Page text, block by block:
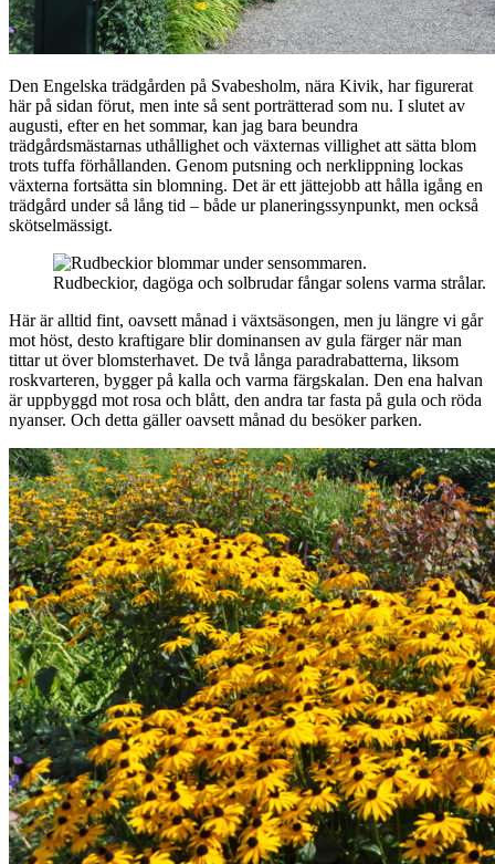
Den Engelska trädgården på Svabesholm, nära Kivik, har figurerat
här på sidan förut, men inte så sent porträtterad som nu. I slutet av
augusti, efter en het sommar, kan jag bara beundra
trädgårdsmästarnas uthållighet och växternas villighet att sätta blom
trots tuffa förhållanden. Genom putsning och nerklippning lockas
växterna fortsätta sin blomning. Det är ett jättejobb att hålla igång en
trädgård under så lång tid – både ur planeringssynpunkt, men också
skötselmässigt.
Rudbeckior, dagöga och solbrudar fångar solens varma strålar.
Här är alltid fint, oavsett månad i växtsäsongen, men ju längre vi går
mot höst, desto kraftigare blir dominansen av gula färger när man
tittar ut över blomsterhavet. De två långa paradrabatterna, liksom
roskvarteren, bygger på kalla och varma färgskalan. Den ena halvan
är uppbyggd mot rosa och blått, den andra tar fasta på gula och röda
nyanser. Och detta gäller oavsett månad du besöker parken.